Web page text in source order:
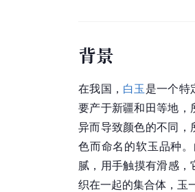
背景
在我国， 白玉 是一个特
要产于新疆和田等地，
异而导致颜色的不同，
色而命名的软玉品种
腻，用手触摸有滑感
织在一起的集合体，玉